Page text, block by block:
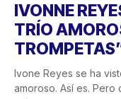
IVONNE
TRÍO
Ivone Reyes se ha
amoroso. Así es. Pero